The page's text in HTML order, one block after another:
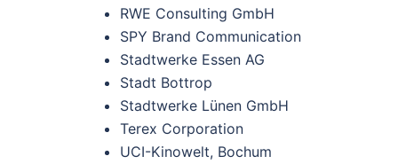
RWE Consulting GmbH
SPY Brand Communication
Stadtwerke Essen AG
Stadt Bottrop
Stadtwerke Lünen GmbH
Terex Corporation
UCI-Kinowelt, Bochum